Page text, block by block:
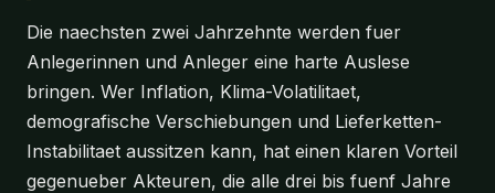
Die naechsten zwei Jahrzehnte werden fuer
Anlegerinnen und Anleger eine harte Auslese
bringen. Wer Inflation, Klima-Volatilitaet,
demografische Verschiebungen und Lieferketten-
Instabilitaet aussitzen kann, hat einen klaren Vorteil
gegenueber Akteuren, die alle drei bis fuenf Jahre